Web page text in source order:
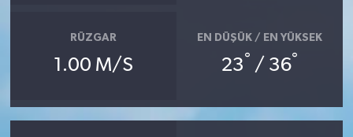
RÜZGAR
1.00 M/S
EN DÜŞÜK / EN YÜKSEK
23° / 36°